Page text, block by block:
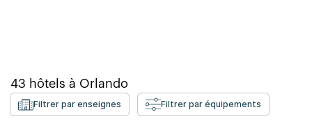
43 hôtels à Orlando
Filtrer par enseignes Filtrer par équipements